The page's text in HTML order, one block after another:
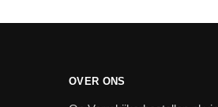
OVER ONS